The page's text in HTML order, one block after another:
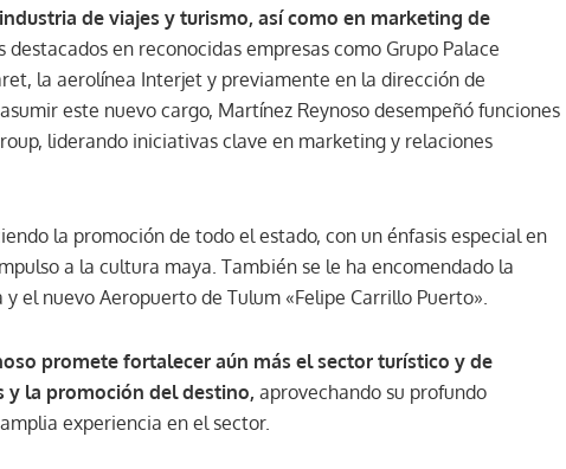
de viajes y turismo, así como en marketing de
en reconocidas empresas como Grupo Palace
la aerolínea Interjet y previamente en la dirección de
este nuevo cargo, Martínez Reynoso desempeñó funciones
liderando iniciativas clave en marketing y relaciones
la promoción de todo el estado, con un énfasis especial en
a la cultura maya. También se le ha encomendado la
el nuevo Aeropuerto de Tulum «Felipe Carrillo Puerto».
promete fortalecer aún más el sector turístico y de
y la promoción del destino, aprovechando su profundo
experiencia en el sector.